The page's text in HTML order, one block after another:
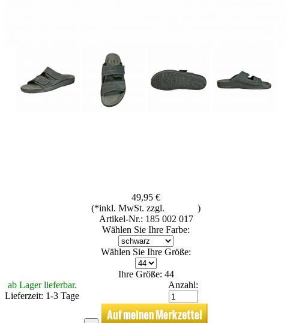
49,95 €
(*inkl. MwSt. zzgl.
)
Artikel-Nr.: 185 002 017
Wählen Sie Ihre Farbe:
Wählen Sie Ihre Größe:
Ihre Größe: 44
ab Lager lieferbar.
Lieferzeit: 1-3 Tage
Anzahl: